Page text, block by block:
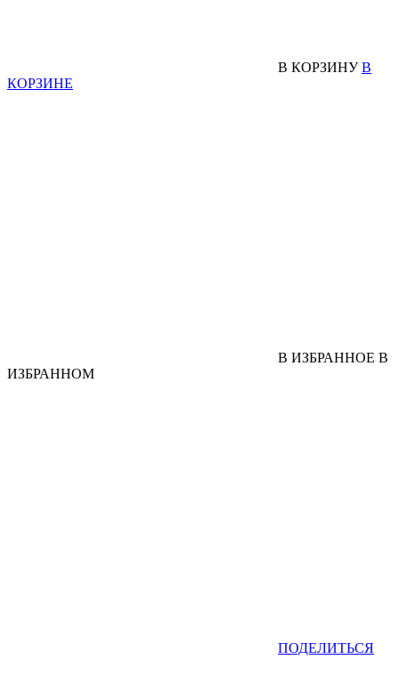
В КОРЗИНУ В
КОРЗИНЕ
В ИЗБРАННОЕ В
ИЗБРАННОМ
ПОДЕЛИТЬСЯ